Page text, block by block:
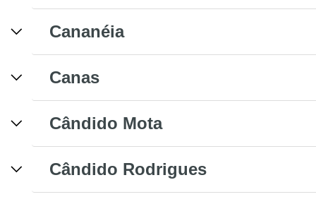
Cananéia
Canas
Cândido Mota
Cândido Rodrigues